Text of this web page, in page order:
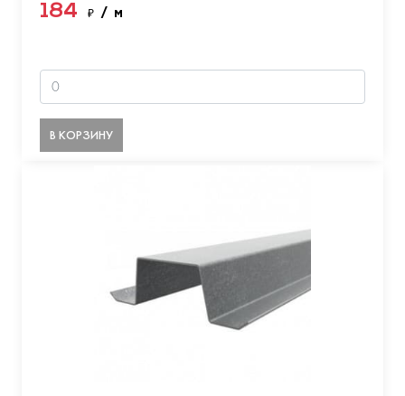
184 ₽ / м
В КОРЗИНУ